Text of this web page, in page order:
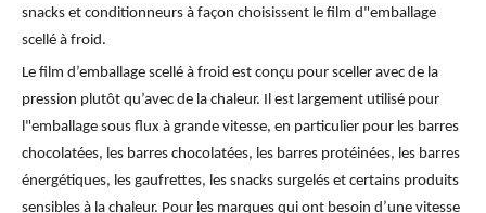
snacks et conditionneurs à façon choisissent le film d"emballage
scellé à froid.
Le film d’emballage scellé à froid est conçu pour sceller avec de la
pression plutôt qu’avec de la chaleur. Il est largement utilisé pour
l"emballage sous flux à grande vitesse, en particulier pour les barres
chocolatées, les barres chocolatées, les barres protéinées, les barres
énergétiques, les gaufrettes, les snacks surgelés et certains produits
sensibles à la chaleur. Pour les marques qui ont besoin d’une vitesse